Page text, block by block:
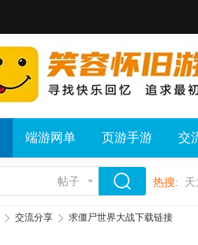
端游网单 页游手游 交
帖子 热搜:
交流分享 求僵尸世界大战下载链接